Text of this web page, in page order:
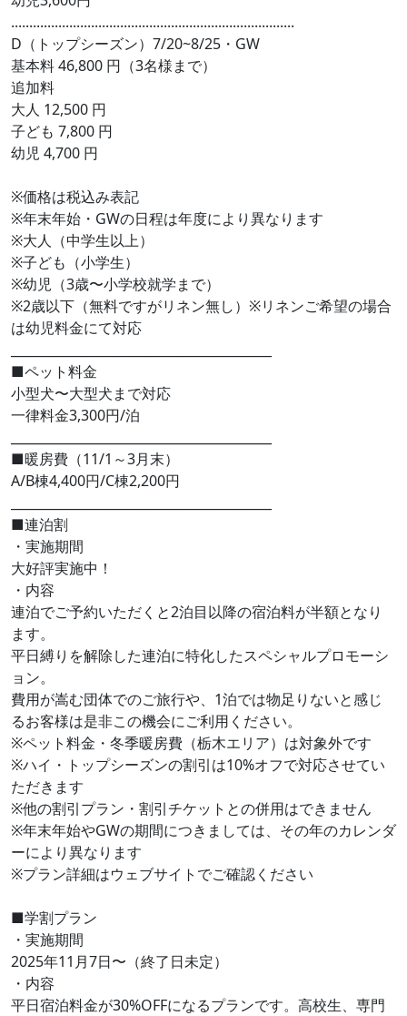
..............................................................................
D（トップシーズン）7/20~8/25・GW
基本料 46,800 円（3名様まで）
追加料
大人 12,500 円
子ども 7,800 円
幼児 4,700 円
※価格は税込み表記
※年末年始・GWの日程は年度により異なります
※大人（中学生以上）
※子ども（小学生）
※幼児（3歳〜小学校就学まで）
※2歳以下（無料ですがリネン無し）※リネンご希望の場合
は幼児料金にて対応
■ペット料金
小型犬〜大型犬まで対応
一律料金3,300円/泊
■暖房費（11/1～3月末）
A/B棟4,400円/C棟2,200円
■連泊割
・実施期間
大好評実施中！
・内容
連泊でご予約いただくと2泊目以降の宿泊料が半額となり
ます。
平日縛りを解除した連泊に特化したスペシャルプロモーシ
ョン。
費用が嵩む団体でのご旅行や、1泊では物足りないと感じ
るお客様は是非この機会にご利用ください。
※ペット料金​・冬季暖房費（栃木エリア）は対象外です
※ハイ・トップシーズンの割引は10%オフで対応させてい
ただきます
※他の割引プラン・割引チケットとの併用はできません
※年末年始やGWの期間につきましては、その年のカレンダ
ーにより異なります
※プラン詳細はウェブサイトでご確認ください
■学割プラン
・実施期間
2025年11月7日〜（終了日未定）
・内容
​平日宿泊料金が30%OFFになるプランです。高校生、専門